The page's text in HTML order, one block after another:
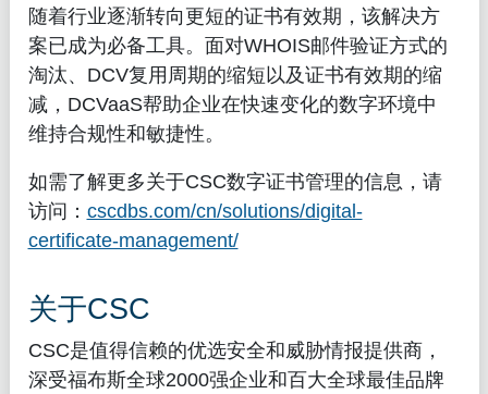
随着行业逐渐转向更短的证书有效期，该解决方
案已成为必备工具。面对WHOIS邮件验证方式的
淘汰、DCV复用周期的缩短以及证书有效期的缩
减，DCVaaS帮助企业在快速变化的数字环境中
维持合规性和敏捷性。
如需了解更多关于CSC数字证书管理的信息，请
访问： cscdbs.com/cn/solutions/digital-
certificate-management/
关于CSC
CSC是值得信赖的优选安全和威胁情报提供商，
深受福布斯全球2000强企业和百大全球最佳品牌